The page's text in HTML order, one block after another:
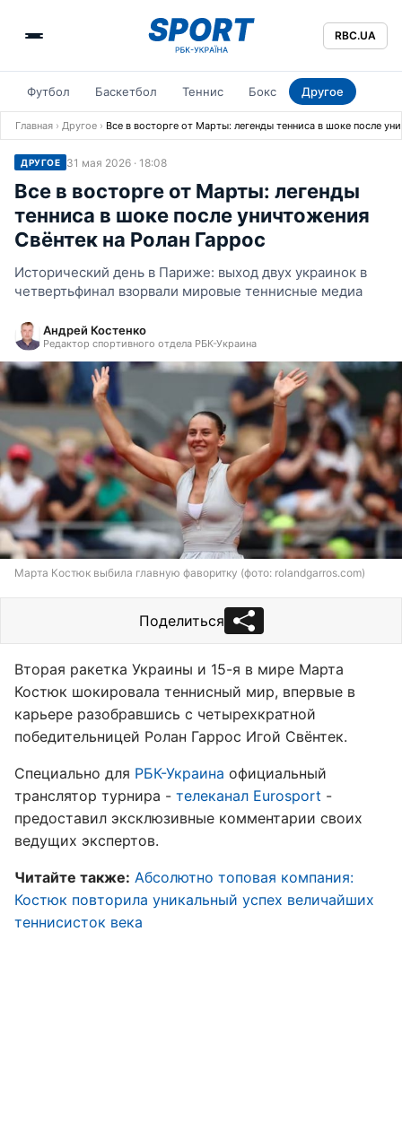
RBC.UA
Футбол Баскетбол Теннис Бокс Другое
Главная › Другое › Все в восторге от Марты: легенды тенниса в шоке после
ДРУГОЕ 31 мая 2026 · 18:08
Все в восторге от Марты: легенды
тенниса в шоке после уничтожения
Свёнтек на Ролан Гаррос
Исторический день в Париже: выход двух украинок в
четвертьфинал взорвали мировые теннисные медиа
Андрей Костенко
Редактор спортивного отдела РБК-Украина
Марта Костюк выбила главную фаворитку (фото: rolandgarros.com)
Поделиться
Вторая ракетка Украины и 15-я в мире Марта
Костюк шокировала теннисный мир, впервые в
карьере разобравшись с четырехкратной
победительницей Ролан Гаррос Игой Свёнтек.
Специально для РБК-Украина официальный
транслятор турнира - телеканал Eurosport -
предоставил эксклюзивные комментарии своих
ведущих экспертов.
Читайте также: Абсолютно топовая компания:
Костюк повторила уникальный успех величайших
теннисисток века